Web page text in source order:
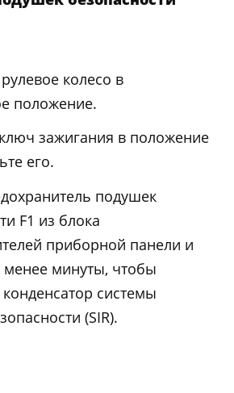
колесо в
положение.
зажигания в положение
его.
подушек
F1 из блока
приборной панели и
минуты, чтобы
системы
(SIR).